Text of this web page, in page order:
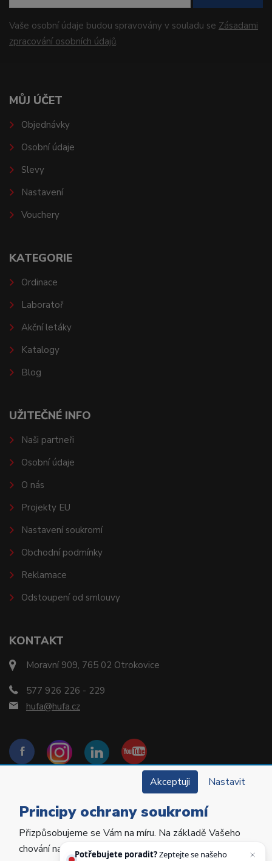
Vaše osobní údaje budou spravovány v souladu se Zásadami
zpracování osobních údajů.
KONTAKT
Moravní 909, 765 02 Otrokovice
577 926 226 - 229
hufa@hufa.cz
MŮJ ÚČET
Objednávky
Osobní údaje
Slevy
Nastavení
Vouchery
KATEGORIE
Ordinace
Laboratoř
Akční letáky
Katalogy
Blog
UŽITEČNÉ INFO
Naši partneři
Osobní údaje
O nás
Projekty EU
Nastavení soukromí
Obchodní podmínky
Reklamace
Odstoupení od smlouvy
Copyright © 2022 Hu-Fa Dental a.s. Všechna práva
vyhrazena.
Akceptuji Nastavit
Principy ochrany soukromí
Přizpůsobujeme se Vám na míru. Na základě Vašeho
chování na webu personalizujeme jeho obsah a
Potřebujete poradit?Zeptejte se našeho